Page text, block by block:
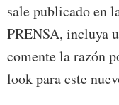
sale publicado en
PRENSA, incluya
comente la razón
look para este